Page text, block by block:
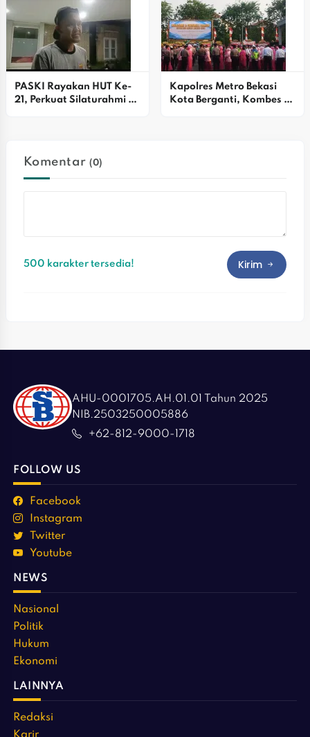
PASKI Rayakan HUT Ke-
21, Perkuat Silaturahmi
Kapolres Metro Bekasi
Kota Berganti, Kombes
Komentar(0)
500 karakter tersedia! Kirim
AHU-0001705.AH.01.01 Tahun 2025
NIB.2503250005886
+62-812-9000-1718
FOLLOW US
Facebook
Instagram
Twitter
Youtube
NEWS
Nasional
Politik
Hukum
Ekonomi
LAINNYA
Redaksi